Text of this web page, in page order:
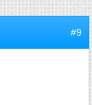
#9